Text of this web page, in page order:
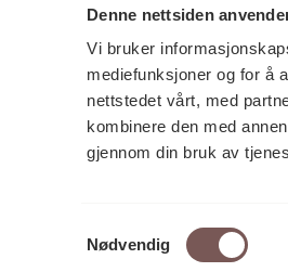
Denne nettsiden
Vi bruker
mediefunksjoner og for å
nettstedet vårt, med
kombinere den med
gjennom din bruk av
Samtykkevalg
Nødvendig
0251